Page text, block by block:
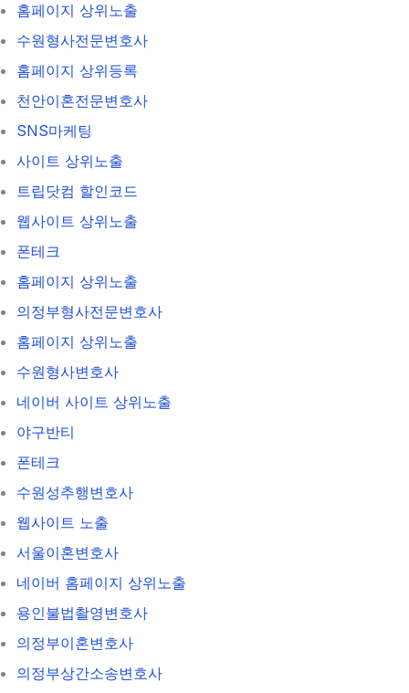
홈페이지 상위노출
수원형사전문변호사
홈페이지 상위등록
천안이혼전문변호사
SNS마케팅
사이트 상위노출
트립닷컴 할인코드
웹사이트 상위노출
폰테크
홈페이지 상위노출
의정부형사전문변호사
홈페이지 상위노출
수원형사변호사
네이버 사이트 상위노출
야구반티
폰테크
수원성추행변호사
웹사이트 노출
서울이혼변호사
네이버 홈페이지 상위노출
용인불법촬영변호사
의정부이혼변호사
의정부상간소송변호사